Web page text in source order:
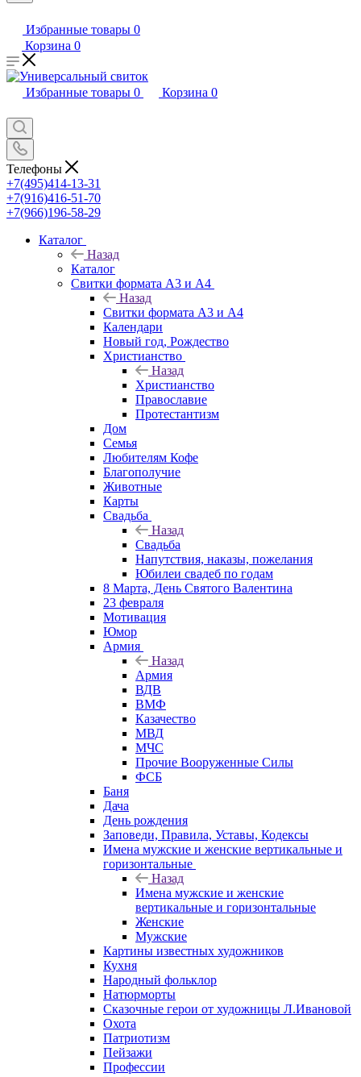
Избранные товары 0
Корзина 0
Избранные товары 0 Корзина 0
Телефоны
+7(495)414-13-31
+7(916)416-51-70
+7(966)196-58-29
Каталог
Назад
Каталог
Свитки формата А3 и А4
Назад
Свитки формата А3 и А4
Календари
Новый год, Рождество
Христианство
Назад
Христианство
Православие
Протестантизм
Дом
Семья
Любителям Кофе
Благополучие
Животные
Карты
Свадьба
Назад
Свадьба
Напутствия, наказы, пожелания
Юбилеи свадеб по годам
8 Марта, День Святого Валентина
23 февраля
Мотивация
Юмор
Армия
Назад
Армия
ВДВ
ВМФ
Казачество
МВД
МЧС
Прочие Вооруженные Силы
ФСБ
Баня
Дача
День рождения
Заповеди, Правила, Уставы, Кодексы
Имена мужские и женские вертикальные и
горизонтальные
Назад
Имена мужские и женские
вертикальные и горизонтальные
Женские
Мужские
Картины известных художников
Кухня
Народный фольклор
Натюрморты
Сказочные герои от художницы Л.Ивановой
Охота
Патриотизм
Пейзажи
Профессии